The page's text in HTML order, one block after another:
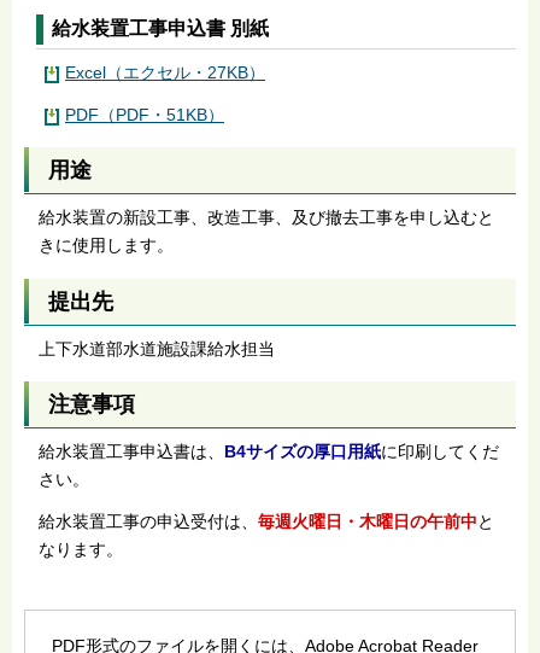
給水装置工事申込書 別紙
Excel（エクセル・27KB）
PDF（PDF・51KB）
用途
給水装置の新設工事、改造工事、及び撤去工事を申し込むと
きに使用します。
提出先
上下水道部水道施設課給水担当
注意事項
給水装置工事申込書は、 B4サイズの厚口用紙に印刷してくだ
さい。
給水装置工事の申込受付は、 毎週火曜日・木曜日の午前中と
なります。
PDF形式のファイルを開くには、Adobe Acrobat Reader